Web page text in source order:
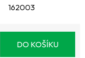
162003
DO KOŠÍKU